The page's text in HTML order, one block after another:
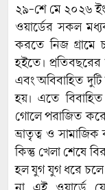
২৯-শে মে ২০২৬
ওয়ার্ডের সকল
করতে নিজ গ্রামে
হইতে।
এবং অবিবাহিত
হয়। এতে
গোলে পরাজিত
ভ্রাতৃত্ব ও
কিন্তু খেলা শেষে
হল যুগ যুগ ধরে